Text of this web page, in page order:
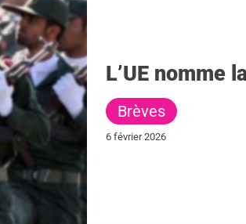
L’UE nomme
Brèves
6 février 2026